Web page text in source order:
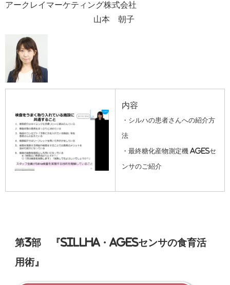
アークレイマーケティング株式会社
山本 朝子
内容
・シルハの患者さんへの紹介方
法
・最終糖化産物測定機 AGEsセ
ンサのご紹介
第3部 『SillHa・AGEsセンサの食育活
用術』